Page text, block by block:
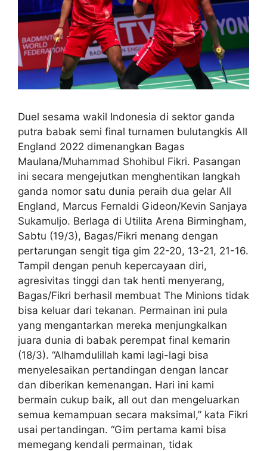
Duel sesama wakil Indonesia di sektor ganda
putra babak semi final turnamen bulutangkis All
England 2022 dimenangkan Bagas
Maulana/Muhammad Shohibul Fikri. Pasangan
ini secara mengejutkan menghentikan langkah
ganda nomor satu dunia peraih dua gelar All
England, Marcus Fernaldi Gideon/Kevin Sanjaya
Sukamuljo. Berlaga di Utilita Arena Birmingham,
Sabtu (19/3), Bagas/Fikri menang dengan
pertarungan sengit tiga gim 22-20, 13-21, 21-16.
Tampil dengan penuh kepercayaan diri,
agresivitas tinggi dan tak henti menyerang,
Bagas/Fikri berhasil membuat The Minions tidak
bisa keluar dari tekanan. Permainan ini pula
yang mengantarkan mereka menjungkalkan
juara dunia di babak perempat final kemarin
(18/3). “Alhamdulillah kami lagi-lagi bisa
menyelesaikan pertandingan dengan lancar
dan diberikan kemenangan. Hari ini kami
bermain cukup baik, all out dan mengeluarkan
semua kemampuan secara maksimal,” kata Fikri
usai pertandingan. “Gim pertama kami bisa
memegang kendali permainan, tidak